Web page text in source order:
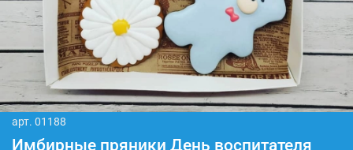
арт. 01188
Имбирные пряники День воспитателя